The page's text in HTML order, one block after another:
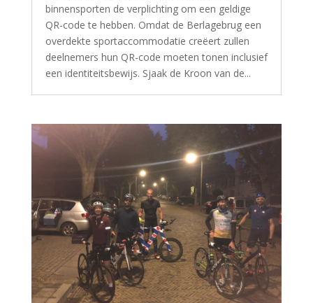
binnensporten de verplichting om een geldige
QR-code te hebben. Omdat de Berlagebrug een
overdekte sportaccommodatie creëert zullen
deelnemers hun QR-code moeten tonen inclusief
een identiteitsbewijs. Sjaak de Kroon van de...